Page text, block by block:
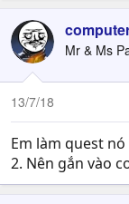
Mr & Ms
13/7/18
Em làm quest
2. Nên gắn vào